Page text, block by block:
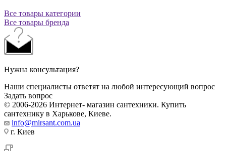
Все товары категории
Все товары бренда
Нужна консультация?
Наши специалисты ответят на любой интересующий вопрос
Задать вопрос
© 2006-2026 Интернет- магазин сантехники. Купить
сантехнику в Харькове, Киеве.
info@mirsant.com.ua
г. Киев